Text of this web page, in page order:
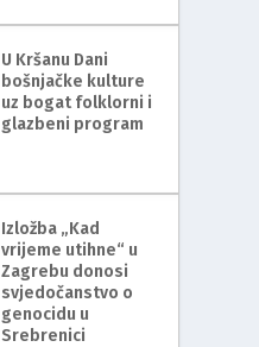
U Kršanu Dani
bošnjačke kulture
uz bogat folklorni i
glazbeni program
Izložba „Kad
vrijeme utihne“ u
Zagrebu donosi
svjedočanstvo o
genocidu u
Srebrenici